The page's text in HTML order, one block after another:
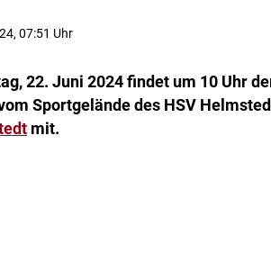
07:51 Uhr
22. Juni 2024 findet um 10 Uhr
Sportgelände des HSV
mit.